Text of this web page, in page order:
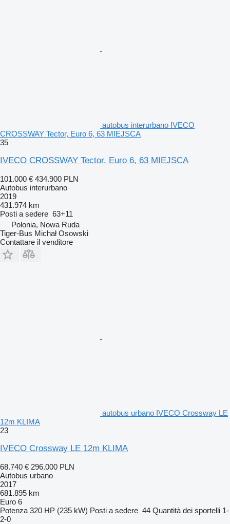
autobus interurbano IVECO
CROSSWAY Tector, Euro 6, 63 MIEJSCA
35
IVECO CROSSWAY Tector, Euro 6, 63 MIEJSCA
101.000 € 434.900 PLN
Autobus interurbano
2019
431.974 km
Posti a sedere 63+11
Polonia, Nowa Ruda
Tiger-Bus Michał Osowski
Contattare il venditore
autobus urbano IVECO Crossway LE
12m KLIMA
23
IVECO Crossway LE 12m KLIMA
68.740 € 296.000 PLN
Autobus urbano
2017
681.895 km
Euro 6
Potenza 320 HP (235 kW) Posti a sedere 44 Quantità dei sportelli 1-
2-0